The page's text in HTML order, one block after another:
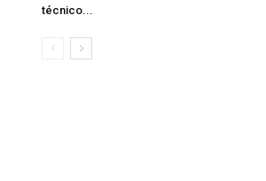
técnico...